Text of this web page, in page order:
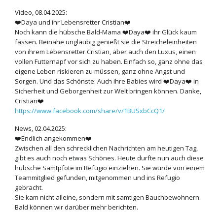
Video, 08.04.2025:
❤️Daya und ihr Lebensretter Cristian❤️
Noch kann die hübsche Bald-Mama ❤️Daya❤️ ihr Glück kaum
fassen. Beinahe ungläubig genießt sie die Streicheleinheiten
von ihrem Lebensretter Cristian, aber auch den Luxus, einen
vollen Futternapf vor sich zu haben. Einfach so, ganz ohne das
eigene Leben riskieren zu müssen, ganz ohne Angst und
Sorgen. Und das Schönste: Auch ihre Babies wird ❤️Daya❤️ in
Sicherheit und Geborgenheit zur Welt bringen können. Danke,
Cristian❤️
https://www.facebook.com/share/v/1BUSxbCcQ1/
News, 02.04.2025:
❤️Endlich angekommen❤️
Zwischen all den schrecklichen Nachrichten am heutigen Tag,
gibt es auch noch etwas Schönes. Heute durfte nun auch diese
hübsche Samtpfote im Refugio einziehen. Sie wurde von einem
Teammitglied gefunden, mitgenommen und ins Refugio
gebracht.
Sie kam nicht alleine, sondern mit samtigen Bauchbewohnern.
Bald können wir darüber mehr berichten.